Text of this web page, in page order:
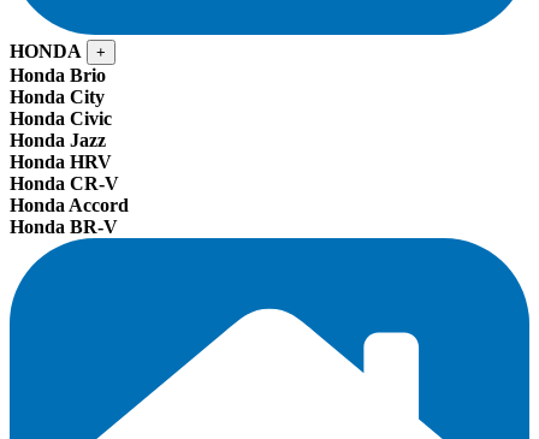
HONDA +
Honda Brio
Honda City
Honda Civic
Honda Jazz
Honda HRV
Honda CR-V
Honda Accord
Honda BR-V